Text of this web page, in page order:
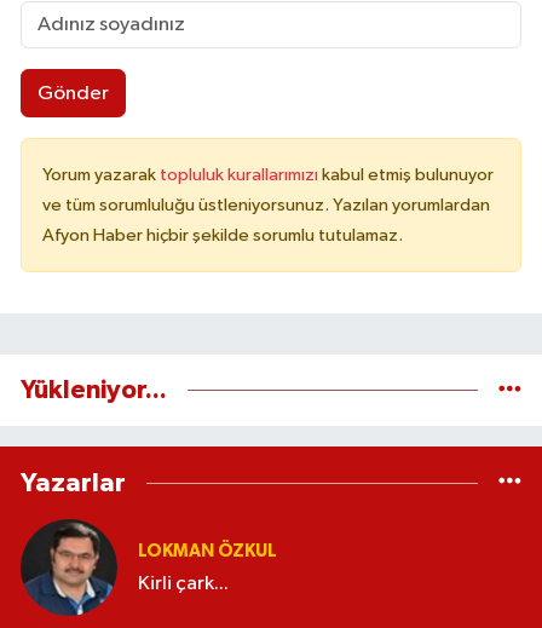
Gönder
Yorum yazarak topluluk kurallarımızı kabul etmiş bulunuyor
ve tüm sorumluluğu üstleniyorsunuz. Yazılan yorumlardan
Afyon Haber hiçbir şekilde sorumlu tutulamaz.
Yükleniyor...
Yazarlar
LOKMAN ÖZKUL
Kirli çark...